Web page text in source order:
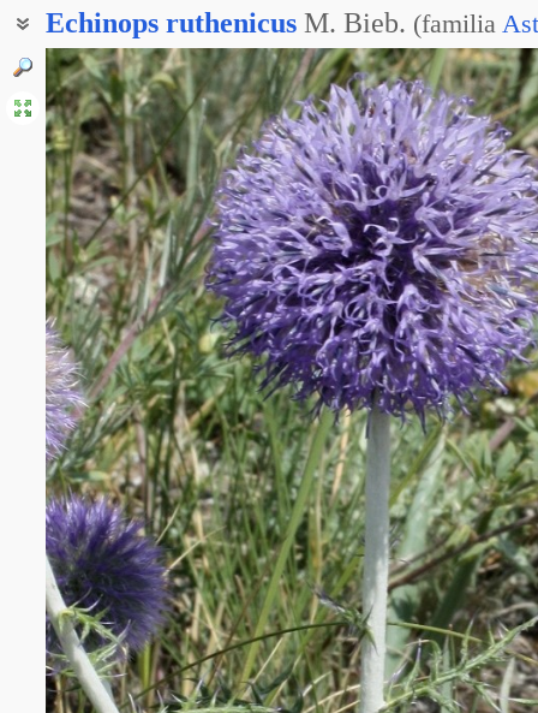
Echinops ruthenicus M. Bieb. (familia
Мордовник курчавый
Мордовник обыкновенный